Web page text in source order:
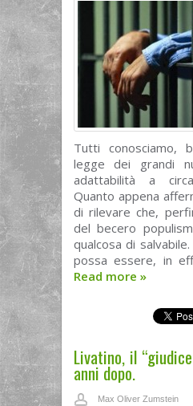
Tutti conosciamo,
legge dei grandi
adattabilità a
Quanto appena
di rilevare che,
del becero
qualcosa di
possa essere, in
Read more »
Livatino, il
anni dopo.
Max Oliver Zumstein